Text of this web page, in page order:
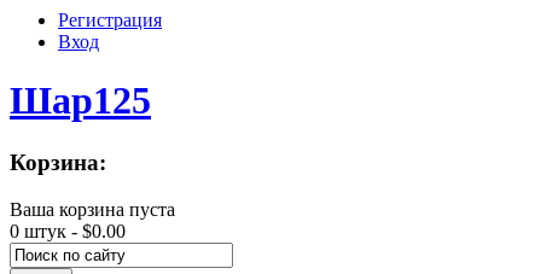
Регистрация
Вход
Шар125
Корзина:
Ваша корзина пуста
0 штук - $0.00